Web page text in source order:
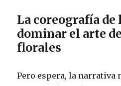
La coreografía de
dominar el arte
florales
Pero espera, la narrativa